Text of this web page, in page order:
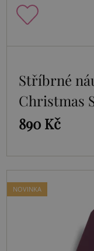
Stříbrné
Christmas
890 Kč
NOVINKA